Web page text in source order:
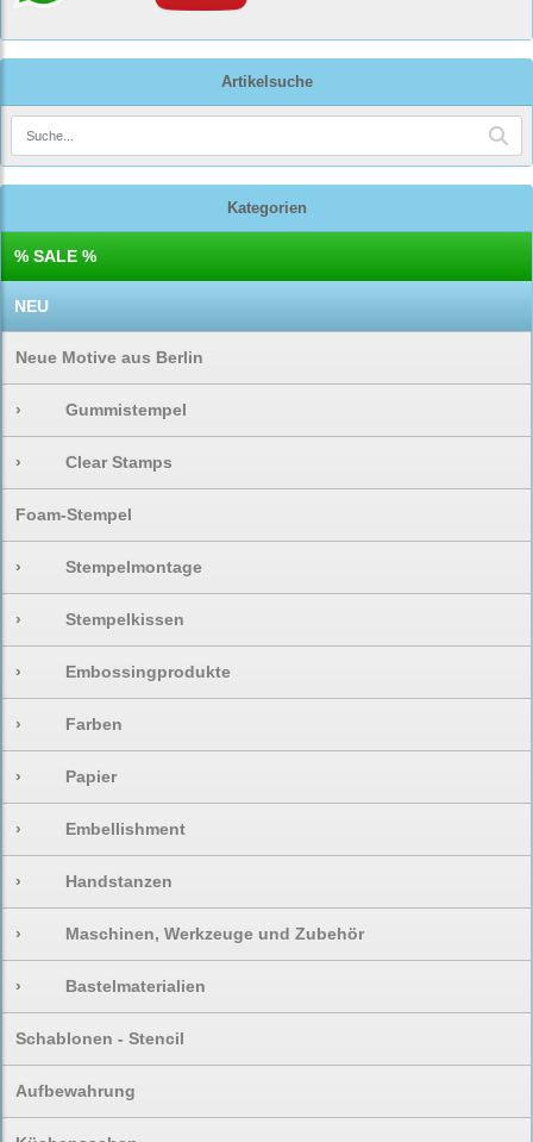
Artikelsuche
Kategorien
% SALE %
NEU
Neue Motive aus Berlin
› Gummistempel
› Clear Stamps
Foam-Stempel
› Stempelmontage
› Stempelkissen
› Embossingprodukte
› Farben
› Papier
› Embellishment
› Handstanzen
› Maschinen, Werkzeuge und Zubehör
› Bastelmaterialien
Schablonen - Stencil
Aufbewahrung